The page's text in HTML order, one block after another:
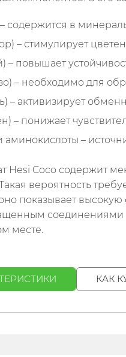
– содержится в
– стимулирует
– повышает
– необходимо для
– активизирует
– понижает
аминокислоты –
Hesi Coco содержит
вероятность
показывает
соединениями
месте.
КАК